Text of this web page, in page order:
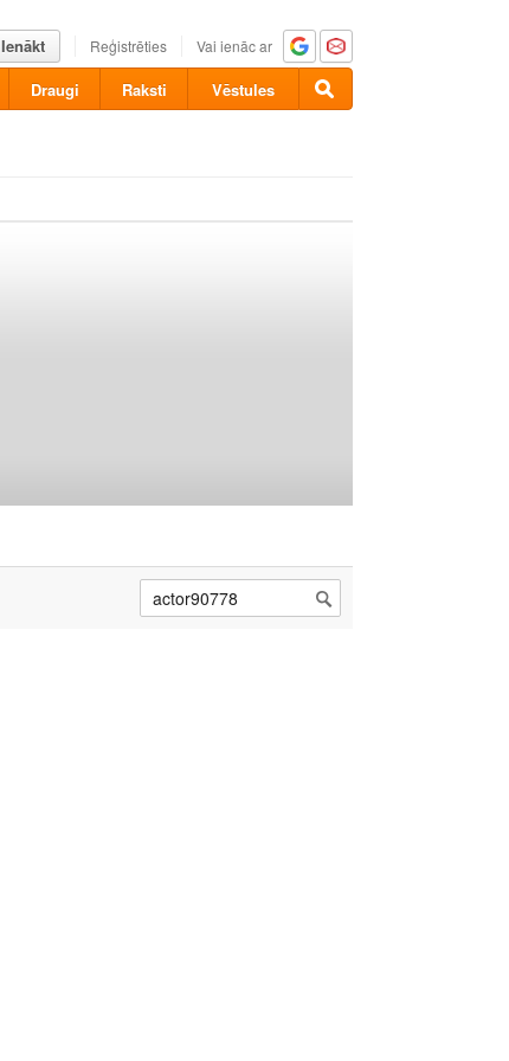
Ienākt Reģistrēties Vai ienāc ar
Draugi Raksti Vēstules